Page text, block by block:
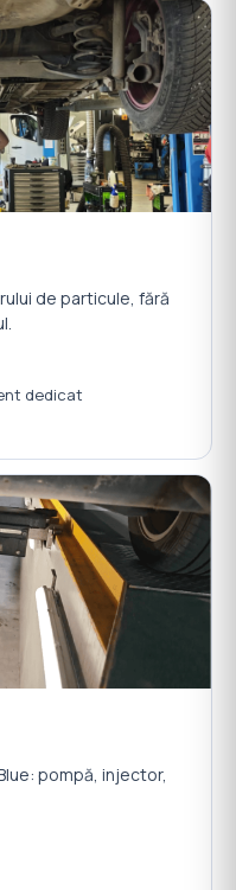
de particule, fără
dedicat
pompă, injector,